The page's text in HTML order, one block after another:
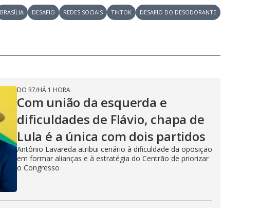
BRASÍLIA DESAFIO REDES SOCIAIS TIKTOK DESAFIO DO DESODORANTE
DO R7/HÁ 1 HORA
Com união da esquerda e
dificuldades de Flávio, chapa de
Lula é a única com dois partidos
Antônio Lavareda atribui cenário à dificuldade da oposição
em formar alianças e à estratégia do Centrão de priorizar
o Congresso